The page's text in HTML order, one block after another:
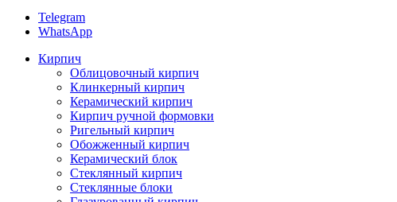
Telegram
WhatsApp
Кирпич
Облицовочный кирпич
Клинкерный кирпич
Керамический кирпич
Кирпич ручной формовки
Ригельный кирпич
Обожженный кирпич
Керамический блок
Стеклянный кирпич
Стеклянные блоки